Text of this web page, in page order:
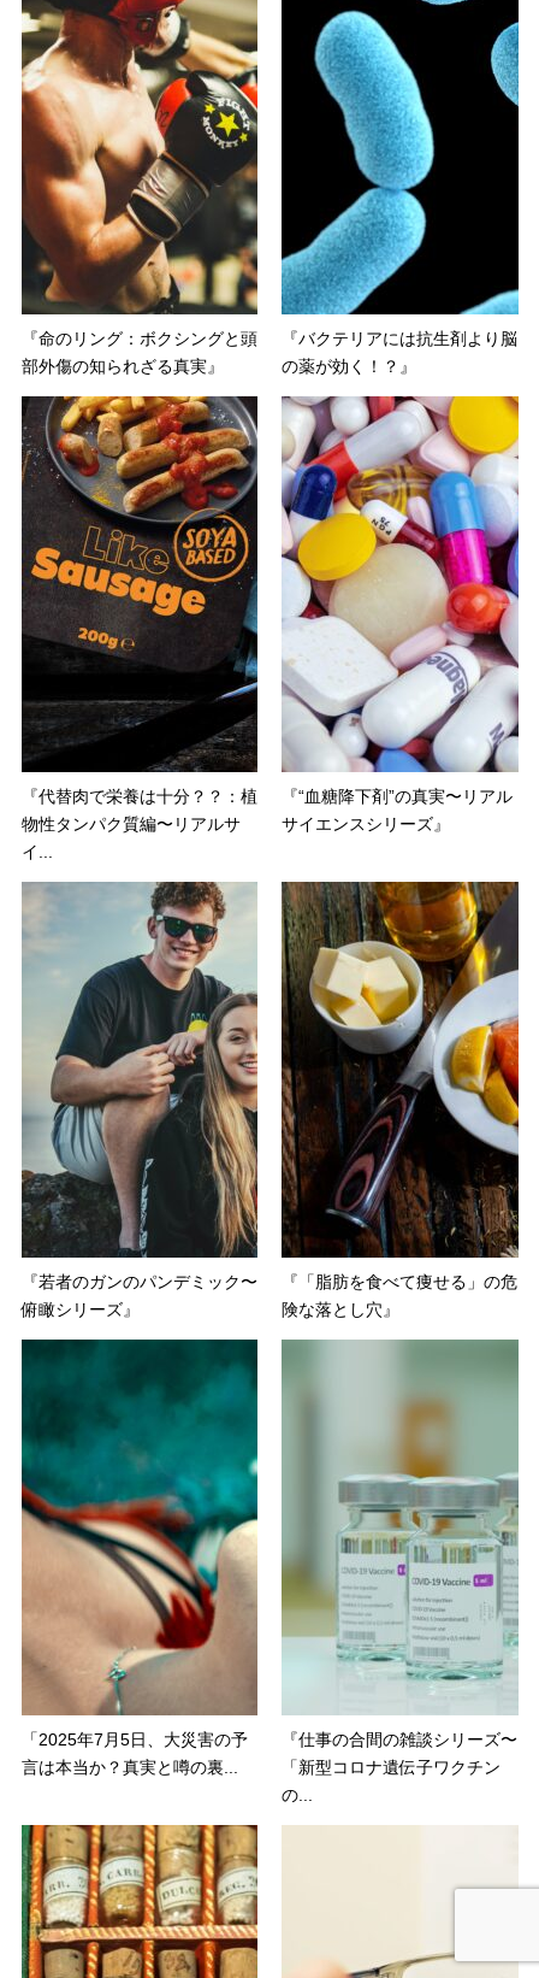
『命のリング：ボクシングと頭
部外傷の知られざる真実』
『バクテリアには抗生剤より脳
の薬が効く！？』
『代替肉で栄養は十分？？：植
物性タンパク質編〜リアルサ
イ...
『“血糖降下剤”の真実〜リアル
サイエンスシリーズ』
『若者のガンのパンデミック〜
俯瞰シリーズ』
『「脂肪を食べて痩せる」の危
険な落とし穴』
「2025年7月5日、大災害の予
言は本当か？真実と噂の裏...
『仕事の合間の雑談シリーズ〜
「新型コロナ遺伝子ワクチン
の...